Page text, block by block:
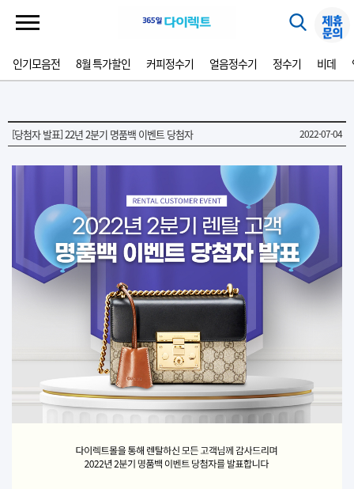
인기모음전 8월 특가할인 커피정수기 얼음정수기 정수기 비데
[당첨자 발표] 22년 2분기 명품백 이벤트 당첨자 2022-07-04